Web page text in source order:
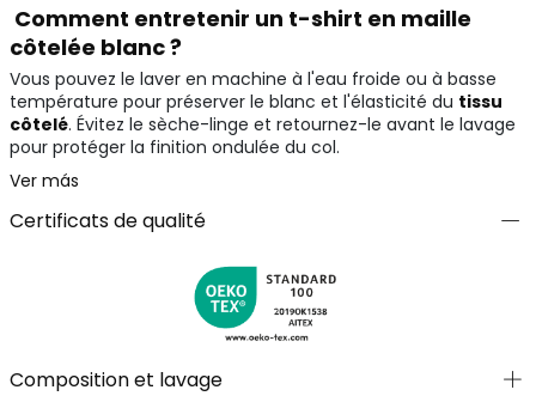
Comment entretenir un t-shirt en maille
côtelée blanc ?
Vous pouvez le laver en machine à l'eau froide ou à basse
température pour préserver le blanc et l'élasticité du tissu
côtelé. Évitez le sèche-linge et retournez-le avant le lavage
pour protéger la finition ondulée du col.
Ver más
Certificats de qualité
Composition et lavage